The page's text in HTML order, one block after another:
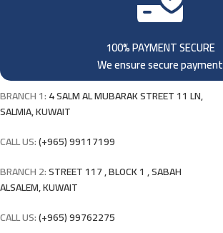
100% PAYMENT SECURE
We ensure secure payment
BRANCH 1:4 SALM AL MUBARAK STREET 11 LN,
SALMIA, KUWAIT
CALL US:(+965) 99117199
BRANCH 2:STREET 117 , BLOCK 1 , SABAH
ALSALEM, KUWAIT
CALL US:(+965) 99762275